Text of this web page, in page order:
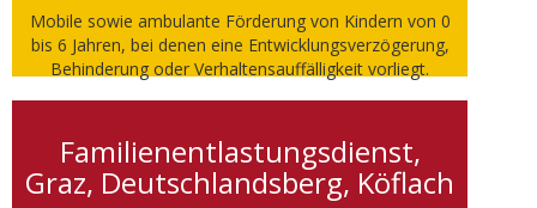
Mobile sowie ambulante Förderung von Kindern von 0
bis 6 Jahren, bei denen eine Entwicklungsverzögerung,
Behinderung oder Verhaltensauffälligkeit vorliegt.
Familienentlastungsdienst,
Graz, Deutschlandsberg, Köflach